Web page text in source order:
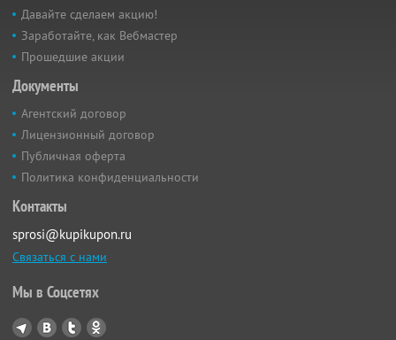
Давайте сделаем акцию!
Заработайте, как Вебмастер
Прошедшие акции
Документы
Агентский договор
Лицензионный договор
Публичная оферта
Политика конфиденциальности
Контакты
sprosi@kupikupon.ru
Связаться с нами
Мы в Соцсетях